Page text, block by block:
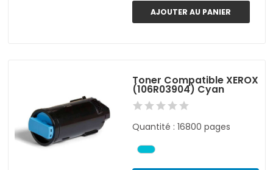
AJOUTER AU PANIER
Toner Compatible XEROX
(106R03904) Cyan
Quantité : 16800 pages